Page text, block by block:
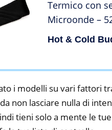
Termico con
Microonde –
Hot & Cold
i modelli su vari fattori
non lasciare nulla di
tieni solo a mente le